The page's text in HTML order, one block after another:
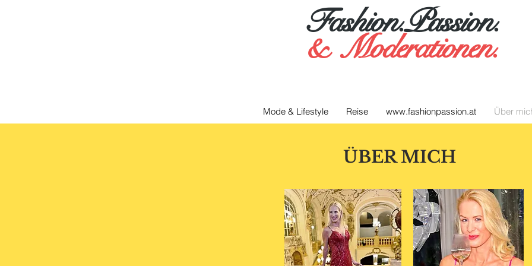
Fashion.Passion.
& Moderationen.
Mode & Lifestyle Reise www.fashionpassion.at Über
ÜBER MICH